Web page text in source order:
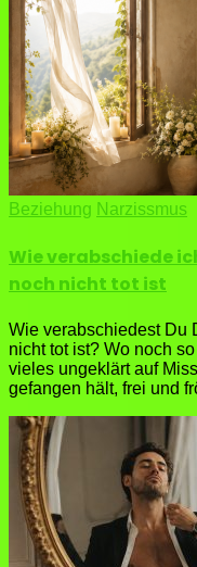
Beziehung Narzissmus
Wie verabschiede
noch nicht tot ist
Wie verabschiedest Du
nicht tot ist? Wo noch
vieles ungeklärt auf
gefangen hält, frei und